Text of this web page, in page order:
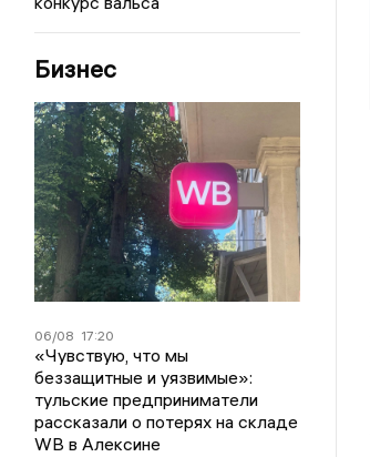
Бизнес
06/08 17:20
«Чувствую, что мы
беззащитные и уязвимые»:
тульские предприниматели
рассказали о потерях на складе
WB в Алексине